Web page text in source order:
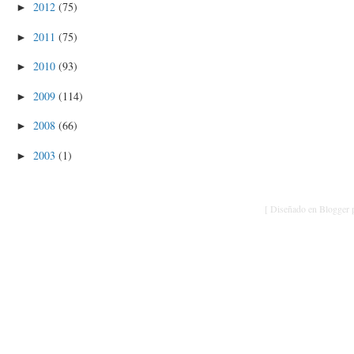
► 2012 (75)
► 2011 (75)
► 2010 (93)
► 2009 (114)
► 2008 (66)
► 2003 (1)
[ Diseñado en Blogger